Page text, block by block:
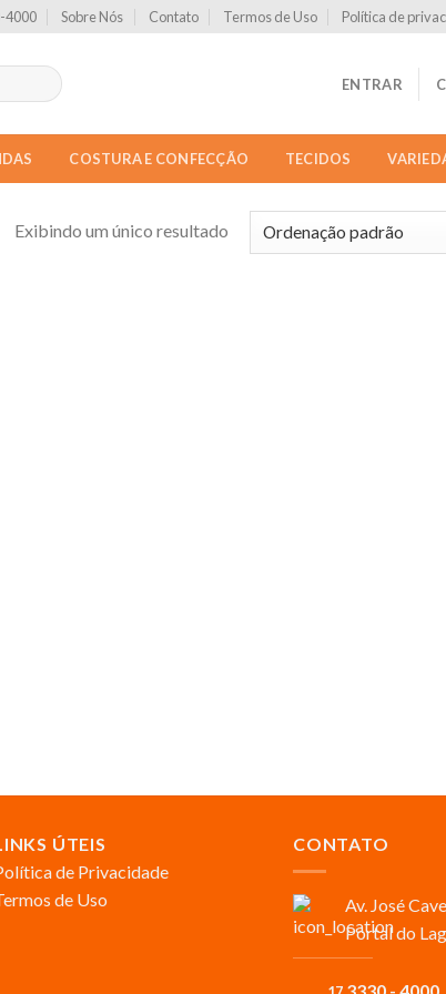
4000 Sobre Nós Contato Termos de Uso Política de
ENTRAR
COSTURA E CONFECÇÃO TECIDOS
Exibindo um único resultado
ÚTEIS
de Privacidade
de Uso
CONTATO
Av. José
Portal do